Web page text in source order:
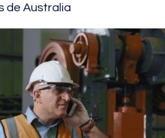
de Australia